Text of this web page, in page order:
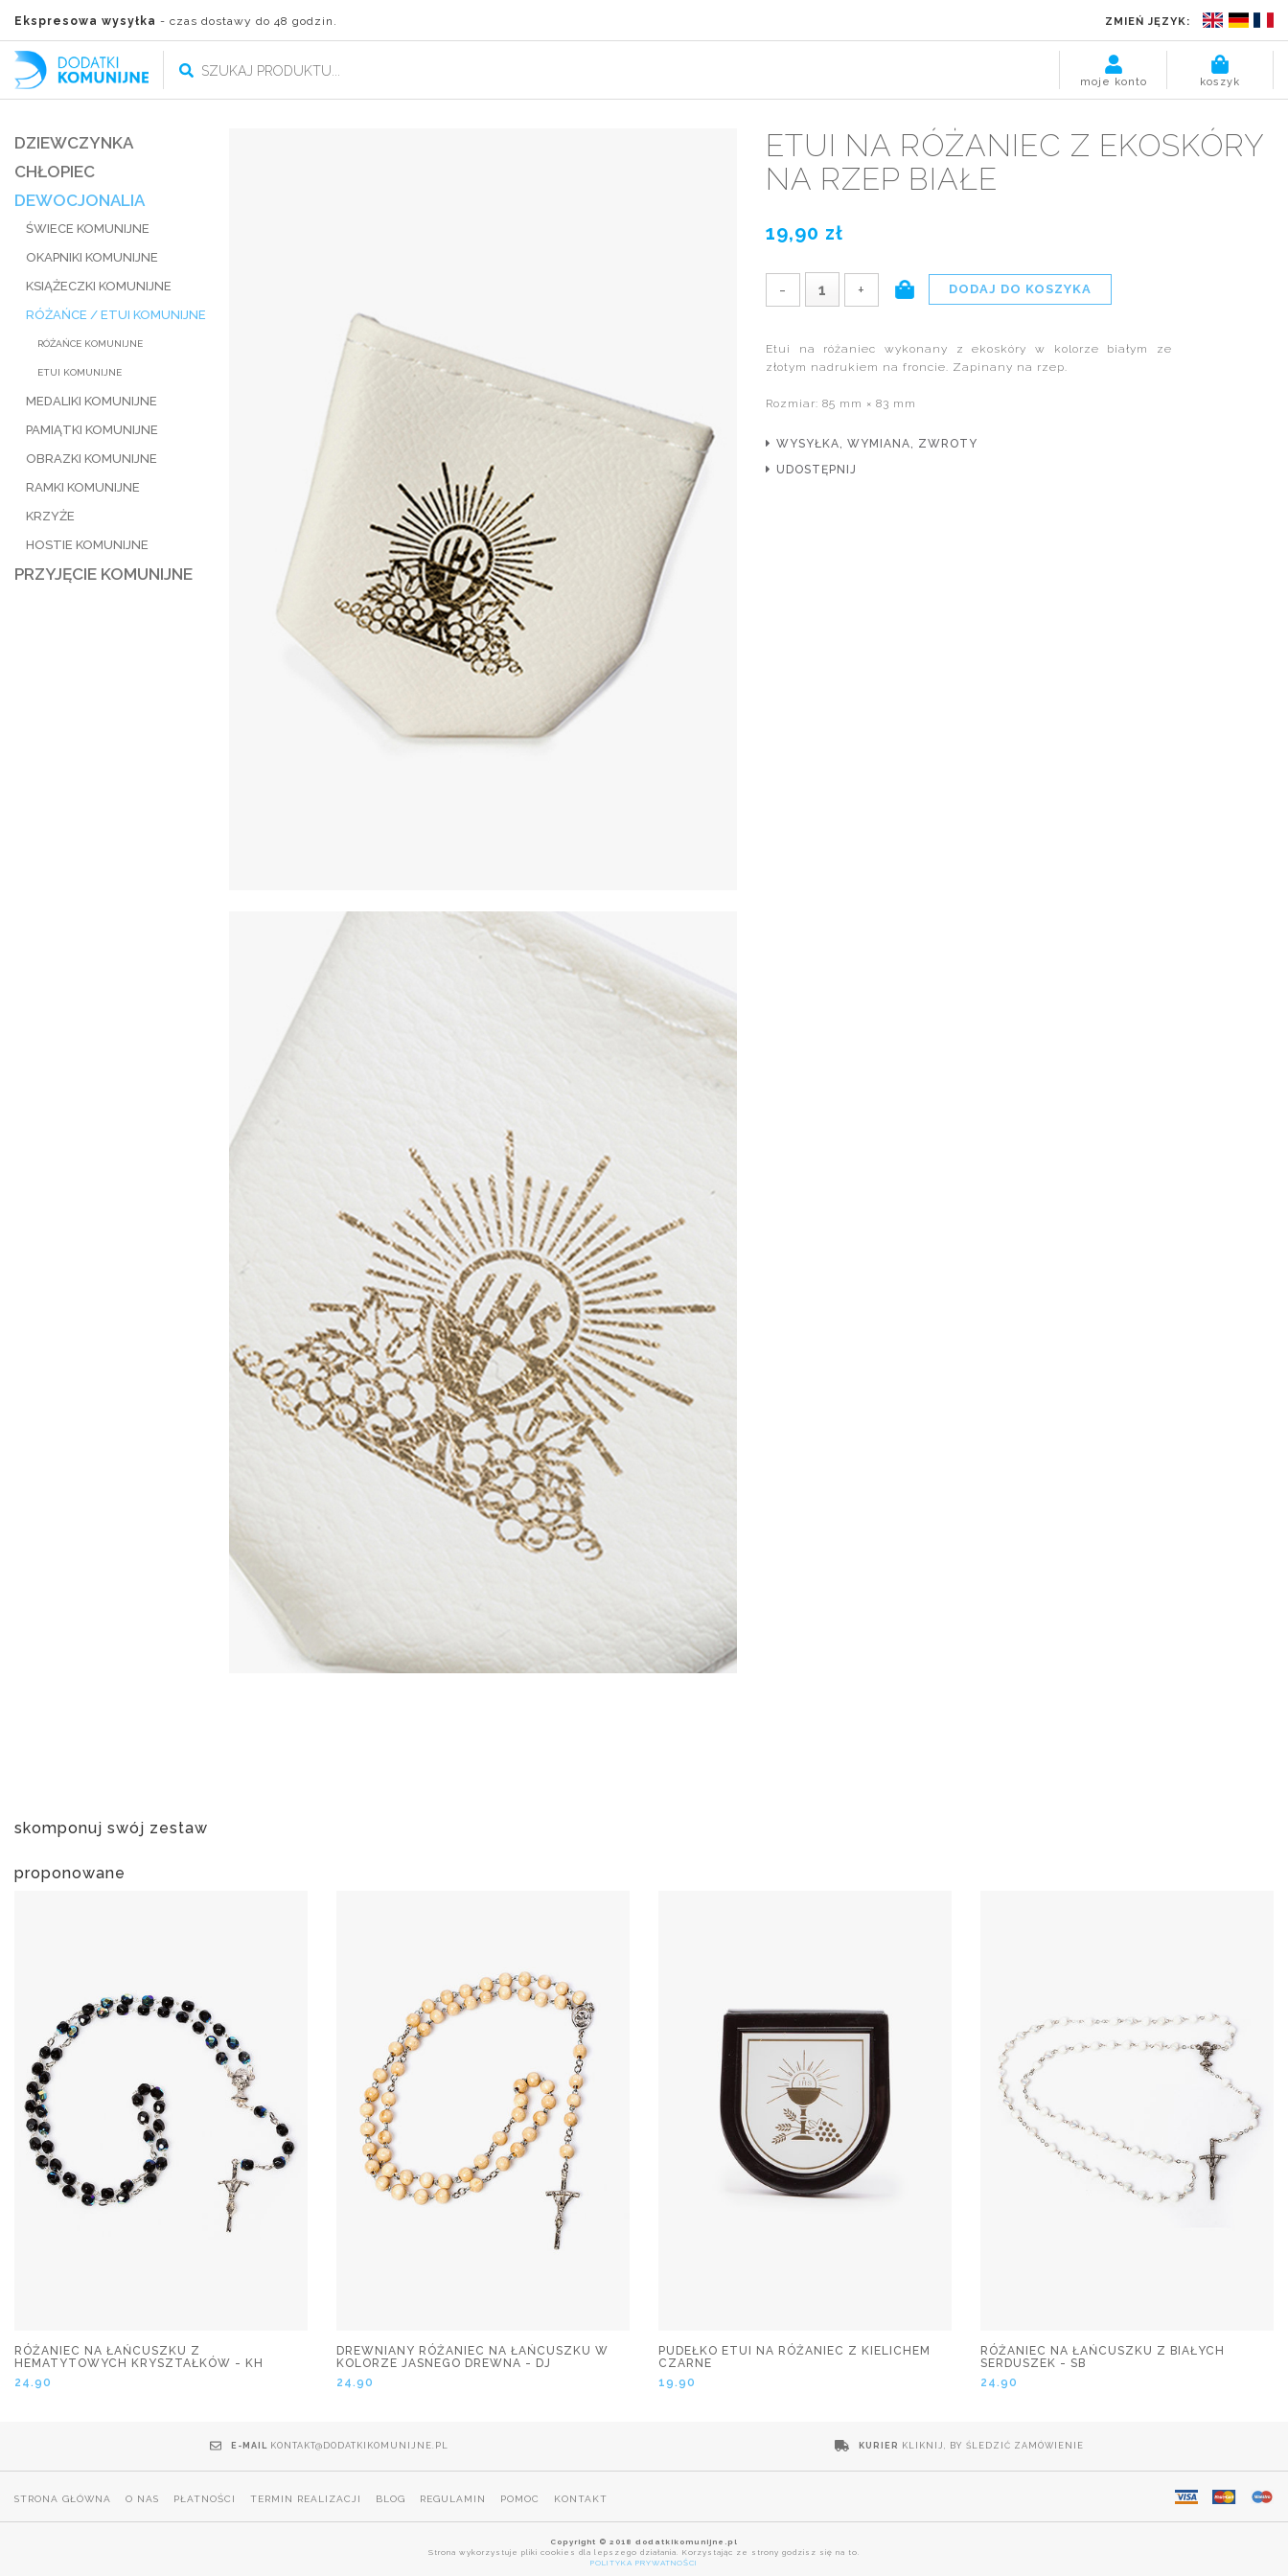
Ekspresowa wysyłka - czas dostawy do 48 godzin. ZMIEŃ JĘZYK:
koszyk
moje konto
DZIEWCZYNKA
CHŁOPIEC
DEWOCJONALIA
ŚWIECE KOMUNIJNE
OKAPNIKI KOMUNIJNE
KSIĄŻECZKI KOMUNIJNE
RÓŻAŃCE / ETUI KOMUNIJNE
RÓŻAŃCE KOMUNIJNE
ETUI KOMUNIJNE
MEDALIKI KOMUNIJNE
PAMIĄTKI KOMUNIJNE
OBRAZKI KOMUNIJNE
RAMKI KOMUNIJNE
KRZYŻE
HOSTIE KOMUNIJNE
PRZYJĘCIE KOMUNIJNE
ETUI NA RÓŻANIEC Z EKOSKÓRY
NA RZEP BIAŁE
19,90 zł
- +
Etui na różaniec wykonany z ekoskóry w kolorze białym ze
złotym nadrukiem na froncie. Zapinany na rzep.
Rozmiar: 85 mm × 83 mm
WYSYŁKA, WYMIANA, ZWROTY
UDOSTĘPNIJ
skomponuj swój zestaw
proponowane
RÓŻANIEC NA ŁAŃCUSZKU Z
HEMATYTOWYCH KRYSZTAŁKÓW - KH
24.90
DREWNIANY RÓŻANIEC NA ŁAŃCUSZKU W
KOLORZE JASNEGO DREWNA - DJ
24.90
PUDEŁKO ETUI NA RÓŻANIEC Z KIELICHEM
CZARNE
19.90
RÓŻANIEC NA ŁAŃCUSZKU Z BIAŁYCH
SERDUSZEK - SB
24.90
E-MAIL KONTAKT@DODATKIKOMUNIJNE.PL KURIER KLIKNIJ, BY ŚLEDZIĆ ZAMÓWIENIE
STRONA GŁÓWNA O NAS PŁATNOŚCI TERMIN REALIZACJI BLOG REGULAMIN POMOC KONTAKT
Copyright © 2018 dodatkikomunijne.pl
Strona wykorzystuje pliki cookies dla lepszego działania. Korzystając ze strony godzisz się na to.
POLITYKA PRYWATNOŚCI